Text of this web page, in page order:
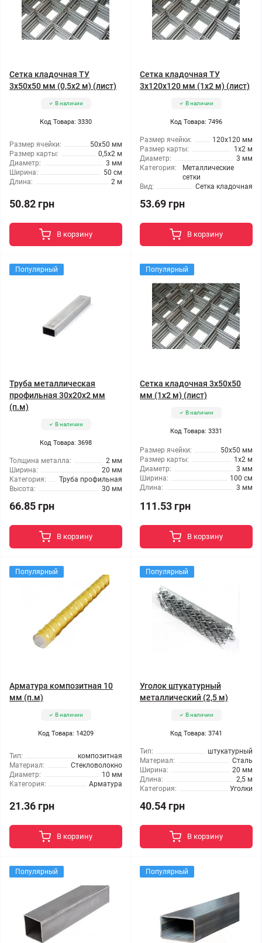
Сетка кладочная ТУ
3x50x50 мм (0,5x2 м) (лист)
В наличии
Код Товара: 3330
Размер ячейки:
50x50 мм
Размер карты:
0,5x2 м
Диаметр:
3 мм
Ширина:
50 см
Длина:
2 м
50.82 грн
В корзину
Сетка кладочная ТУ
3x120x120 мм (1x2 м) (лист)
В наличии
Код Товара: 7496
Размер ячейки:
120x120 мм
Размер карты:
1x2 м
Диаметр:
3 мм
Категория:
Металлические
сетки
Вид:
Сетка кладочная
53.69 грн
В корзину
Популярный
Труба металлическая
профильная 30x20x2 мм
(п.м)
В наличии
Код Товара: 3698
Толщина металла:
2 мм
Ширина:
20 мм
Категория:
Труба профильная
Высота:
30 мм
66.85 грн
В корзину
Популярный
Сетка кладочная 3x50x50
мм (1x2 м) (лист)
В наличии
Код Товара: 3331
Размер ячейки:
50x50 мм
Размер карты:
1x2 м
Диаметр:
3 мм
Ширина:
100 см
Длина:
3 мм
111.53 грн
В корзину
Популярный
Арматура композитная 10
мм (п.м)
В наличии
Код Товара: 14209
Тип:
композитная
Материал:
Стекловолокно
Диаметр:
10 мм
Категория:
Арматура
21.36 грн
В корзину
Популярный
Уголок штукатурный
металлический (2,5 м)
В наличии
Код Товара: 3741
Тип:
штукатурный
Материал:
Сталь
Ширина:
20 мм
Длина:
2,5 м
Категория:
Уголки
40.54 грн
В корзину
Популярный Популярный